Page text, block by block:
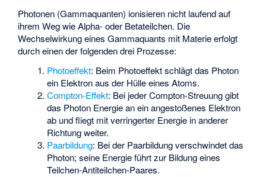
Photonen (Gammaquanten) ionisieren nicht laufend auf
ihrem Weg wie Alpha- oder Betateilchen. Die
Wechselwirkung eines Gammaquants mit Materie erfolgt
durch einen der folgenden drei Prozesse:
Photoeffekt: Beim Photoeffekt schlägt das Photon
ein Elektron aus der Hülle eines Atoms.
Compton-Effekt: Bei jeder Compton-Streuung gibt
das Photon Energie an ein angestoßenes Elektron
ab und fliegt mit verringerter Energie in anderer
Richtung weiter.
Paarbildung: Bei der Paarbildung verschwindet das
Photon; seine Energie führt zur Bildung eines
Teilchen-Antiteilchen-Paares.